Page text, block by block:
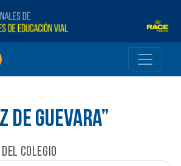
DE GUEVARA”
del colegio